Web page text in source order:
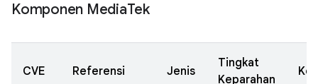
Komponen MediaTek
CVE Referensi Jenis
Tingkat
Keparahan